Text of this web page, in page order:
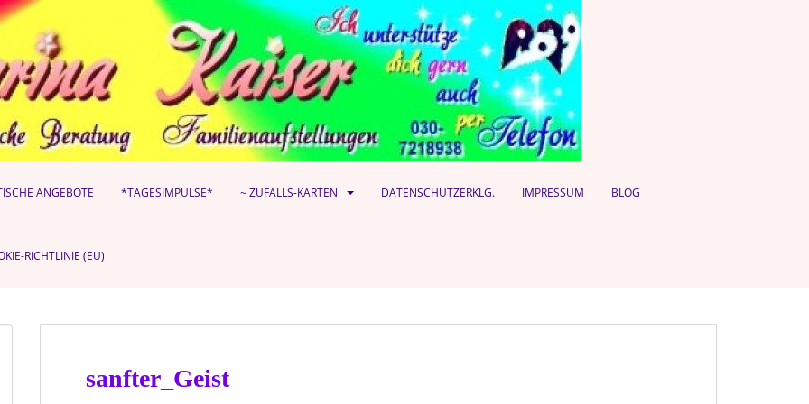
ANGEBOTE *TAGESIMPULSE* ~ ZUFALLS-KARTEN DATENSCHUTZERKLG. IMPRESSUM BLOG
RICHTLINIE (EU)
sanfter_Geist